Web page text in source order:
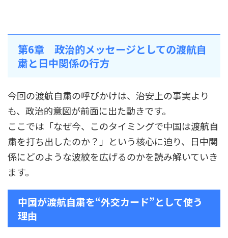
第6章 政治的メッセージとしての渡航自
粛と日中関係の行方
今回の渡航自粛の呼びかけは、治安上の事実より
も、政治的意図が前面に出た動きです。
ここでは「なぜ今、このタイミングで中国は渡航自
粛を打ち出したのか？」という核心に迫り、日中関
係にどのような波紋を広げるのかを読み解いていき
ます。
中国が渡航自粛を“外交カード”として使う
理由